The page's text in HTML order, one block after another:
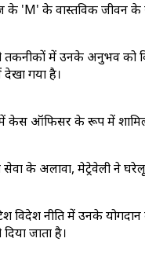
के 'M' के वास्तविक जीवन
तकनीकों में उनके अनुभव को
गया है।
केस ऑफिसर के रूप में शामिल
सेवा के अलावा, मेट्रेवेली ने
विदेश नीति में उनके
जाता है।